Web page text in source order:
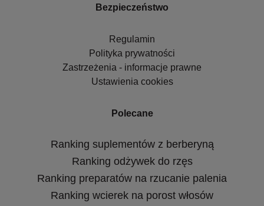
Bezpieczeństwo
Regulamin
Polityka prywatności
Zastrzeżenia - informacje prawne
Ustawienia cookies
Polecane
Ranking suplementów z berberyną
Ranking odżywek do rzęs
Ranking preparatów na rzucanie palenia
Ranking wcierek na porost włosów